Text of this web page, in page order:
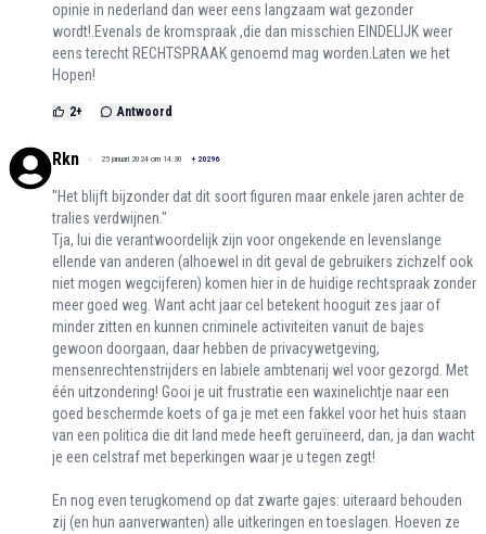
opinie in nederland dan weer eens langzaam wat gezonder
wordt!.Evenals de kromspraak ,die dan misschien EINDELIJK weer
eens terecht RECHTSPRAAK genoemd mag worden.Laten we het
Hopen!
2+ Antwoord
Rkn 25 januari 2024 om 14:30 + 20296
"Het blijft bijzonder dat dit soort figuren maar enkele jaren achter de
tralies verdwijnen."
Tja, lui die verantwoordelijk zijn voor ongekende en levenslange
ellende van anderen (alhoewel in dit geval de gebruikers zichzelf ook
niet mogen wegcijferen) komen hier in de huidige rechtspraak zonder
meer goed weg. Want acht jaar cel betekent hooguit zes jaar of
minder zitten en kunnen criminele activiteiten vanuit de bajes
gewoon doorgaan, daar hebben de privacywetgeving,
mensenrechtenstrijders en labiele ambtenarij wel voor gezorgd. Met
één uitzondering! Gooi je uit frustratie een waxinelichtje naar een
goed beschermde koets of ga je met een fakkel voor het huis staan
van een politica die dit land mede heeft geruïneerd, dan, ja dan wacht
je een celstraf met beperkingen waar je u tegen zegt!
En nog even terugkomend op dat zwarte gajes: uiteraard behouden
zij (en hun aanverwanten) alle uitkeringen en toeslagen. Hoeven ze